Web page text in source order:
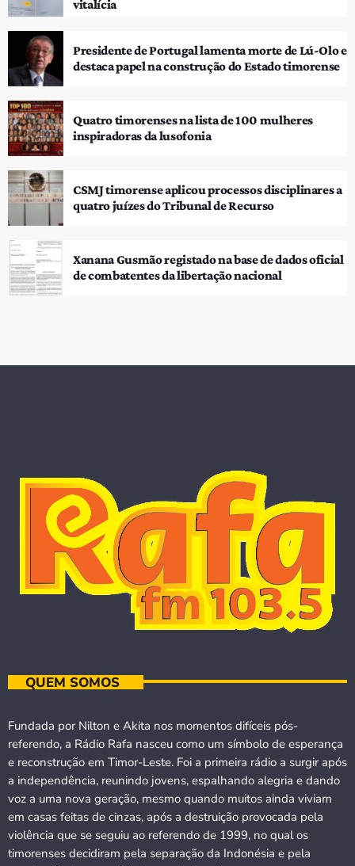
vitalícia
Presidente de Portugal lamenta morte de Lú-Olo e
destaca papel na construção do Estado timorense
Quatro timorenses na lista de 100 mulheres
inspiradoras da lusofonia
CSMJ timorense aplicou processos disciplinares a
quatro juízes do Tribunal de Recurso
Xanana Gusmão registado na base de dados oficial
de combatentes da libertação nacional
QUEM SOMOS
Fundada por Nilton e Akita nos momentos difíceis pós-
referendo, a Rádio Rafa nasceu como um símbolo de esperança
e reconstrução em Timor-Leste. Foi a primeira rádio a surgir após
a independência, reunindo jovens, espalhando alegria e dando
voz a uma nova geração, mesmo quando muitos ainda viviam
em casas feitas de cinzas, após a destruição provocada pela
violência que se seguiu ao referendo de 1999, no qual os
timorenses decidiram pela separação da Indonésia e pela